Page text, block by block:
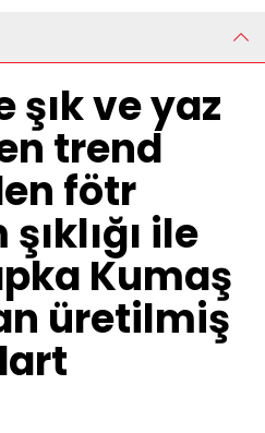
şık ve yaz
trend
fötr
ile
Kumaş
üretilmiş